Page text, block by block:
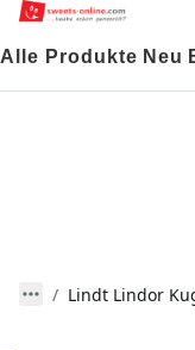
Alle Produkte Neu
Lindt Lindor